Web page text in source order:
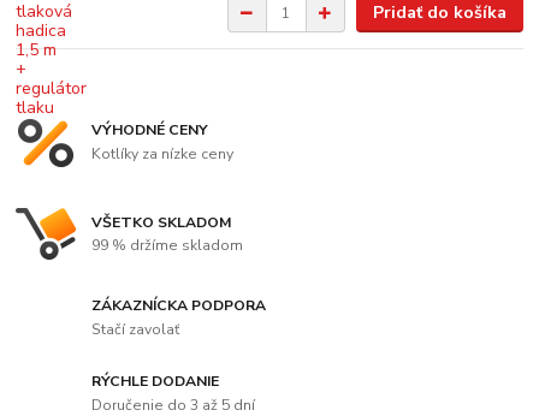
Pridať do košíka
VÝHODNÉ CENY
Kotlíky za nízke ceny
VŠETKO SKLADOM
99 % držíme skladom
ZÁKAZNÍCKA PODPORA
Stačí zavolať
RÝCHLE DODANIE
Doručenie do 3 až 5 dní